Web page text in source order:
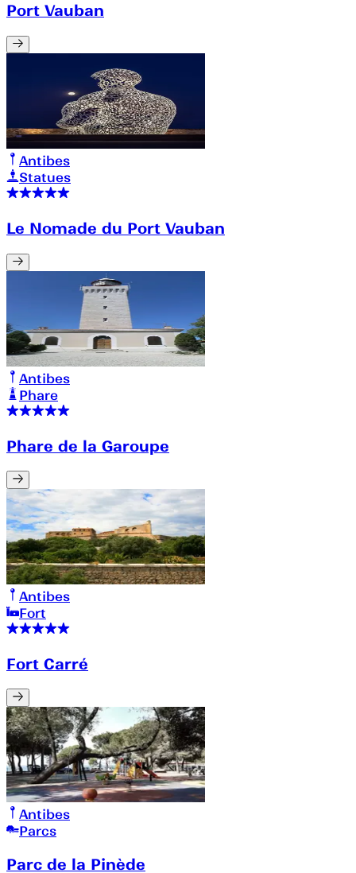
Port Vauban
Antibes
Statues
Le Nomade du Port Vauban
Antibes
Phare
Phare de la Garoupe
Antibes
Fort
Fort Carré
Antibes
Parcs
Parc de la Pinède